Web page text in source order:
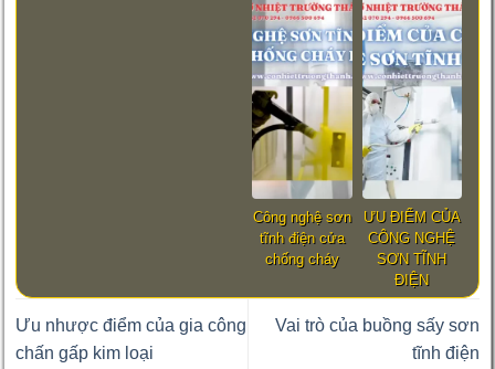
Công nghệ sơn
tĩnh điện cửa
chống cháy
ƯU ĐIỂM CỦA
CÔNG NGHỆ
SƠN TĨNH
ĐIỆN
Ưu nhược điểm của gia công
chấn gấp kim loại
Vai trò của buồng sấy sơn
tĩnh điện